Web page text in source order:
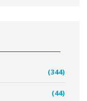
(344)
(44)